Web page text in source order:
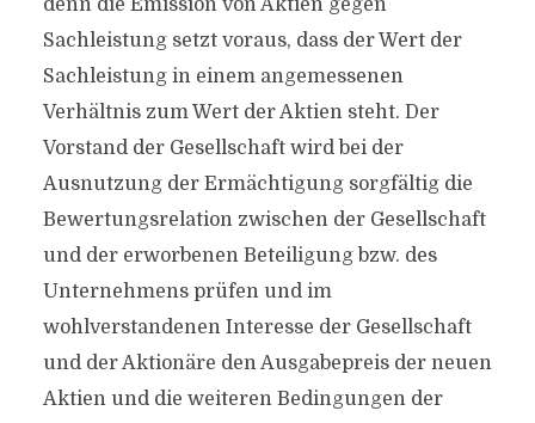
denn die Emission von Aktien gegen
Sachleistung setzt voraus, dass der Wert der
Sachleistung in einem angemessenen
Verhältnis zum Wert der Aktien steht. Der
Vorstand der Gesellschaft wird bei der
Ausnutzung der Ermächtigung sorgfältig die
Bewertungsrelation zwischen der Gesellschaft
und der erworbenen Beteiligung bzw. des
Unternehmens prüfen und im
wohlverstandenen Interesse der Gesellschaft
und der Aktionäre den Ausgabepreis der neuen
Aktien und die weiteren Bedingungen der